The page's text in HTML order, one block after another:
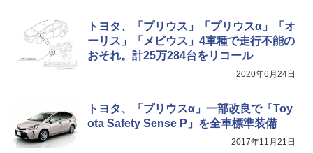
トヨタ、「プリウス」「プリウスα」「オ
ーリス」「メビウス」4車種で走行不能の
おそれ。計25万284台をリコール
2020年6月24日
トヨタ、「プリウスα」一部改良で「Toy
ota Safety Sense P」を全車標準装備
2017年11月21日